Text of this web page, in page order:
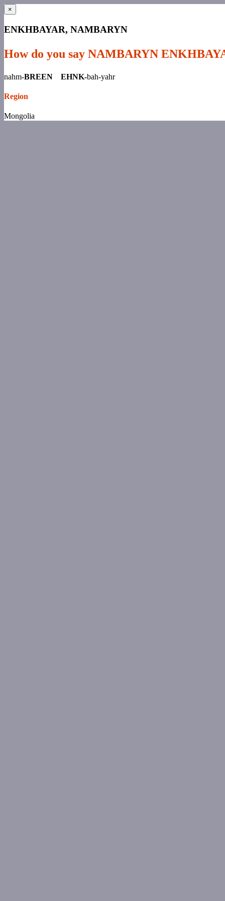
×
ENKHBAYAR, NAMBARYN
How do you say NAMBARYN
nahm-BREEN EHNK-bah-yahr
Region
Mongolia